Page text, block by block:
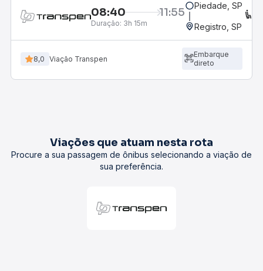
08:40 11:55
Duração: 3h 15m
Piedade, SP
Registro, SP
8,0 Viação Transpen
Embarque
direto
Viações que atuam nesta rota
Procure a sua passagem de ônibus selecionando a viação de
sua preferência.